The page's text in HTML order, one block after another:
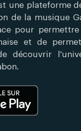
une plateforme
de la musique
pour
et de
découvrir